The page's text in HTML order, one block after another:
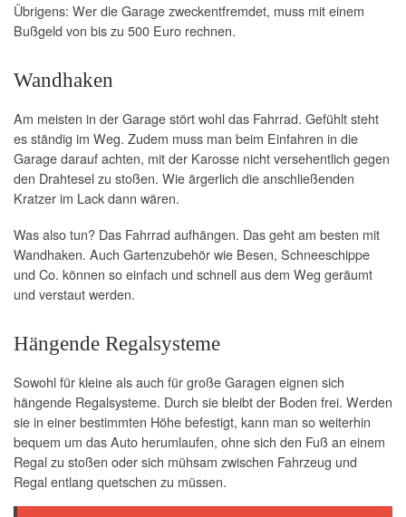
Übrigens: Wer die Garage zweckentfremdet, muss mit einem
Bußgeld von bis zu 500 Euro rechnen.
Wandhaken
Am meisten in der Garage stört wohl das Fahrrad. Gefühlt steht
es ständig im Weg. Zudem muss man beim Einfahren in die
Garage darauf achten, mit der Karosse nicht versehentlich gegen
den Drahtesel zu stoßen. Wie ärgerlich die anschließenden
Kratzer im Lack dann wären.
Was also tun? Das Fahrrad aufhängen. Das geht am besten mit
Wandhaken. Auch Gartenzubehör wie Besen, Schneeschippe
und Co. können so einfach und schnell aus dem Weg geräumt
und verstaut werden.
Hängende Regalsysteme
Sowohl für kleine als auch für große Garagen eignen sich
hängende Regalsysteme. Durch sie bleibt der Boden frei. Werden
sie in einer bestimmten Höhe befestigt, kann man so weiterhin
bequem um das Auto herumlaufen, ohne sich den Fuß an einem
Regal zu stoßen oder sich mühsam zwischen Fahrzeug und
Regal entlang quetschen zu müssen.